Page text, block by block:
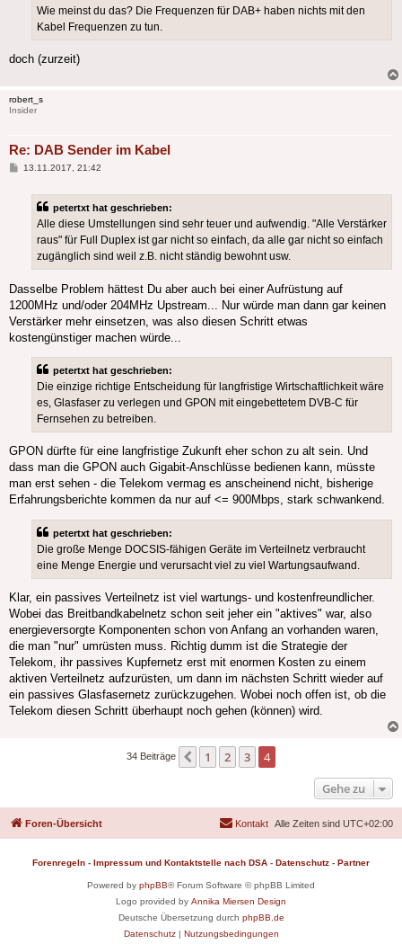
Wie meinst du das? Die Frequenzen für DAB+ haben nichts mit den
Kabel Frequenzen zu tun.
doch (zurzeit)
robert_s
Insider
Re: DAB Sender im Kabel
Beitrag
13.11.2017, 21:42
petertxt hat geschrieben:
Alle diese Umstellungen sind sehr teuer und aufwendig. "Alle Verstärker
raus" für Full Duplex ist gar nicht so einfach, da alle gar nicht so einfach
zugänglich sind weil z.B. nicht ständig bewohnt usw.
Dasselbe Problem hättest Du aber auch bei einer Aufrüstung auf
1200MHz und/oder 204MHz Upstream... Nur würde man dann gar keinen
Verstärker mehr einsetzen, was also diesen Schritt etwas
kostengünstiger machen würde...
petertxt hat geschrieben:
Die einzige richtige Entscheidung für langfristige Wirtschaftlichkeit wäre
es, Glasfaser zu verlegen und GPON mit eingebettetem DVB-C für
Fernsehen zu betreiben.
GPON dürfte für eine langfristige Zukunft eher schon zu alt sein. Und
dass man die GPON auch Gigabit-Anschlüsse bedienen kann, müsste
man erst sehen - die Telekom vermag es anscheinend nicht, bisherige
Erfahrungsberichte kommen da nur auf <= 900Mbps, stark schwankend.
petertxt hat geschrieben:
Die große Menge DOCSIS-fähigen Geräte im Verteilnetz verbraucht
eine Menge Energie und verursacht viel zu viel Wartungsaufwand.
Klar, ein passives Verteilnetz ist viel wartungs- und kostenfreundlicher.
Wobei das Breitbandkabelnetz schon seit jeher ein "aktives" war, also
energieversorgte Komponenten schon von Anfang an vorhanden waren,
die man "nur" umrüsten muss. Richtig dumm ist die Strategie der
Telekom, ihr passives Kupfernetz erst mit enormen Kosten zu einem
aktiven Verteilnetz aufzurüsten, um dann im nächsten Schritt wieder auf
ein passives Glasfasernetz zurückzugehen. Wobei noch offen ist, ob die
Telekom diesen Schritt überhaupt noch gehen (können) wird.
34 Beiträge Vorherige
1 2 3
4
Gehe zu
Foren-Übersicht Alle Zeiten sind UTC+02:00
Kontakt
Forenregeln - Impressum und Kontaktstelle nach DSA - Datenschutz - Partner
Powered by phpBB® Forum Software © phpBB Limited
Logo provided by Annika Miersen Design
Deutsche Übersetzung durch phpBB.de
Datenschutz| Nutzungsbedingungen